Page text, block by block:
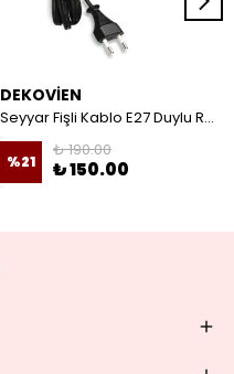
DEKOVİEN
Seyyar Fişli Kablo E27 Duylu Rondelalı Anahtarlı Kablo Arapuarlı Abajur Kablo
%21
₺ 190.00
₺ 150.00